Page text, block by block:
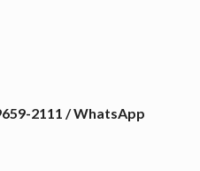
2111 / WhatsApp